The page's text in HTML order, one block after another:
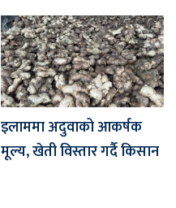
इलाममा अदुवाको आकर्षक
मूल्य, खेती विस्तार गर्दै किसान